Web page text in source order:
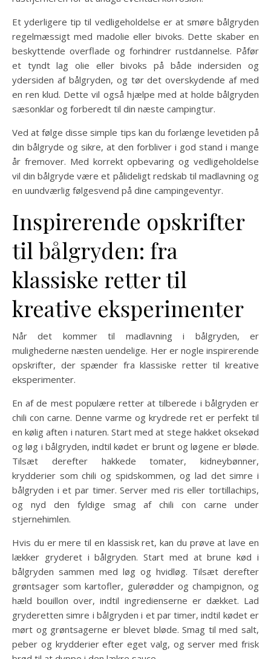
Et yderligere tip til vedligeholdelse er at smøre bålgryden
regelmæssigt med madolie eller bivoks. Dette skaber en
beskyttende overflade og forhindrer rustdannelse. Påfør
et tyndt lag olie eller bivoks på både indersiden og
ydersiden af bålgryden, og tør det overskydende af med
en ren klud. Dette vil også hjælpe med at holde bålgryden
sæsonklar og forberedt til din næste campingtur.
Ved at følge disse simple tips kan du forlænge levetiden på
din bålgryde og sikre, at den forbliver i god stand i mange
år fremover. Med korrekt opbevaring og vedligeholdelse
vil din bålgryde være et pålideligt redskab til madlavning og
en uundværlig følgesvend på dine campingeventyr.
Inspirerende opskrifter
til bålgryden: fra
klassiske retter til
kreative eksperimenter
Når det kommer til madlavning i bålgryden, er
mulighederne næsten uendelige. Her er nogle inspirerende
opskrifter, der spænder fra klassiske retter til kreative
eksperimenter.
En af de mest populære retter at tilberede i bålgryden er
chili con carne. Denne varme og krydrede ret er perfekt til
en kølig aften i naturen. Start med at stege hakket oksekød
og løg i bålgryden, indtil kødet er brunt og løgene er bløde.
Tilsæt derefter hakkede tomater, kidneybønner,
krydderier som chili og spidskommen, og lad det simre i
bålgryden i et par timer. Server med ris eller tortillachips,
og nyd den fyldige smag af chili con carne under
stjernehimlen.
Hvis du er mere til en klassisk ret, kan du prøve at lave en
lækker gryderet i bålgryden. Start med at brune kød i
bålgryden sammen med løg og hvidløg. Tilsæt derefter
grøntsager som kartofler, gulerødder og champignon, og
hæld bouillon over, indtil ingredienserne er dækket. Lad
gryderetten simre i bålgryden i et par timer, indtil kødet er
mørt og grøntsagerne er blevet bløde. Smag til med salt,
peber og krydderier efter eget valg, og server med frisk